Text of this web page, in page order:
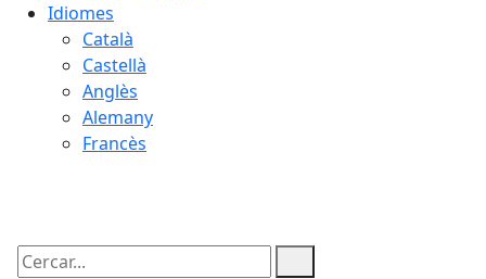
Idiomes
Català
Castellà
Anglès
Alemany
Francès